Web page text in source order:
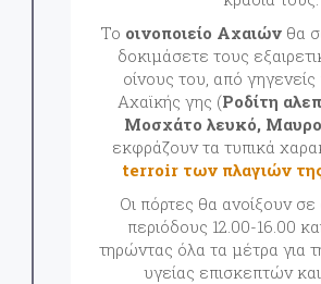
Το οινοποιείο Αχαιών θα
δοκιμάσετε τους
οίνους του, από γηγενείς
Αχαϊκής γης (Ροδίτη
Μοσχάτο λευκό,
εκφράζουν τα τυπικά
terroir των πλαγιών της
Οι πόρτες θα ανοίξουν
περιόδους 12.00-16.00
τηρώντας όλα τα μέτρα για
υγείας επισκεπτών